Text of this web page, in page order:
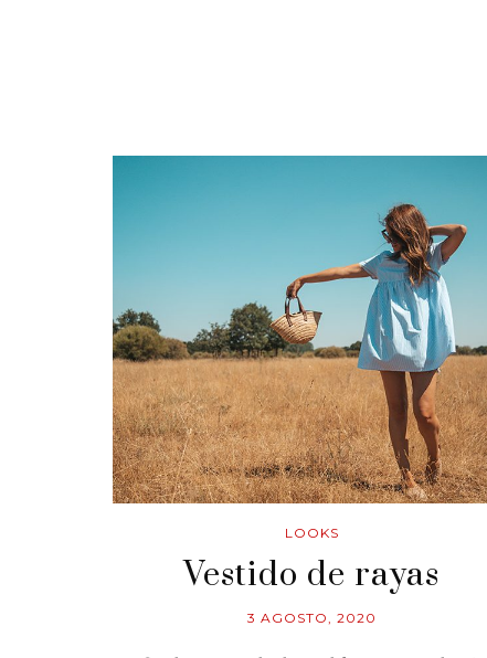
LOOKS
Vestido de rayas
3 AGOSTO, 2020